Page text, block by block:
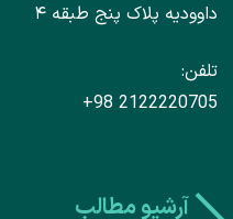
داوودیه پلاک پنج طبقه ۴
تلفن
+98 2122220705
آرشیو مطالب